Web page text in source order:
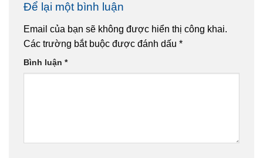
Để lại một bình luận
Email của bạn sẽ không được hiển thị công khai.
Các trường bắt buộc được đánh dấu *
Bình luận *